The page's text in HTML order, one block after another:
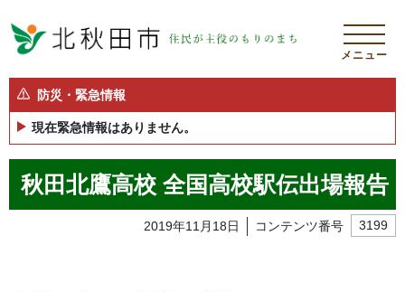
メニュー
防災・緊急情報
現在緊急情報はありません。
秋田北鷹高校 全国高校駅伝出場報告
2019年11月18日 コンテンツ番号 3199